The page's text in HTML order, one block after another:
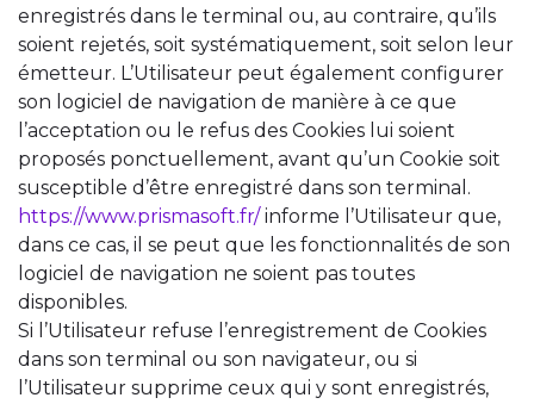
enregistrés dans le terminal ou, au contraire, qu’ils
soient rejetés, soit systématiquement, soit selon leur
émetteur. L’Utilisateur peut également configurer
son logiciel de navigation de manière à ce que
l’acceptation ou le refus des Cookies lui soient
proposés ponctuellement, avant qu’un Cookie soit
susceptible d’être enregistré dans son terminal.
https://www.prismasoft.fr/informe l’Utilisateur que,
dans ce cas, il se peut que les fonctionnalités de son
logiciel de navigation ne soient pas toutes
disponibles.
Si l’Utilisateur refuse l’enregistrement de Cookies
dans son terminal ou son navigateur, ou si
l’Utilisateur supprime ceux qui y sont enregistrés,